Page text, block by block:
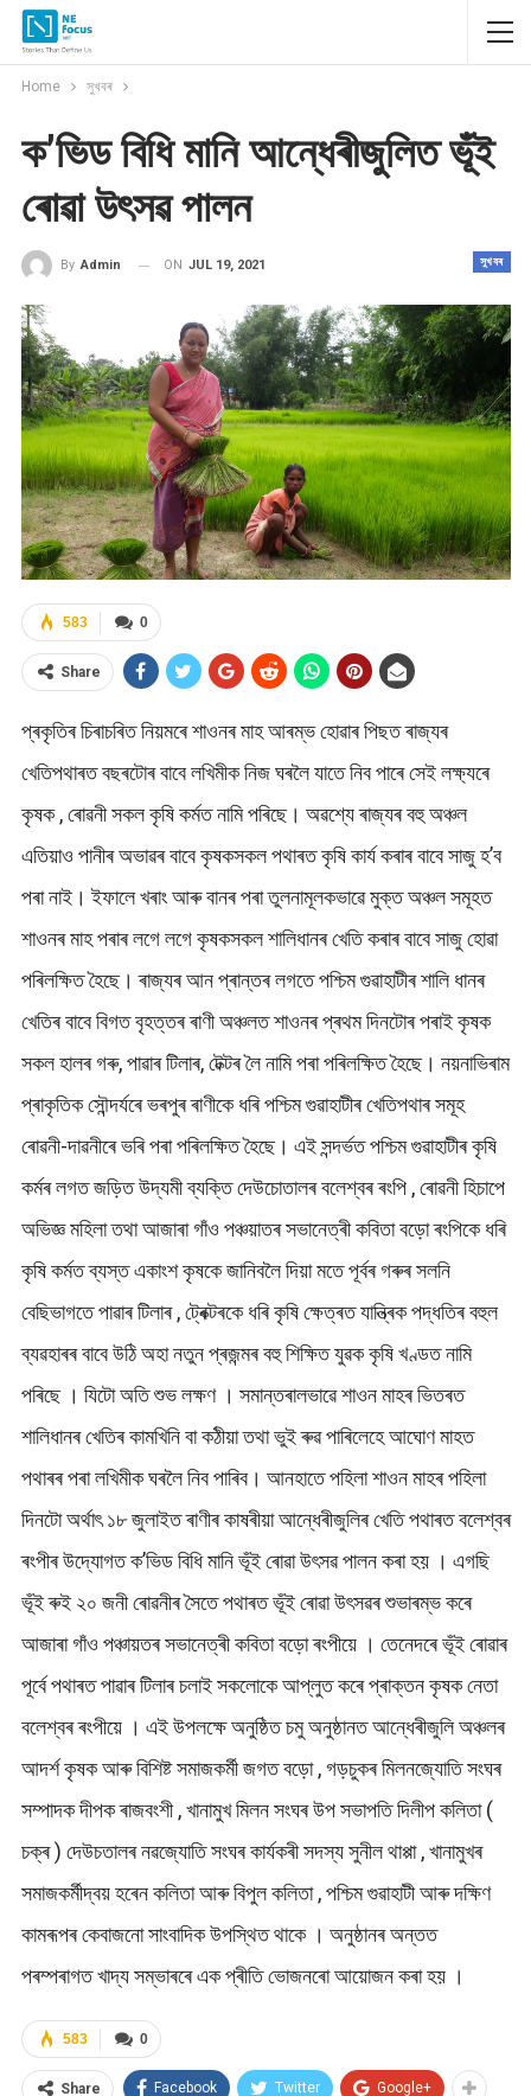
Home সুখবৰ
ক’ভিড বিধি মানি আন্ধেৰীজুলিত ভূঁই
ৰোৱা উৎসৱ পালন
সুখবৰ
By Admin ON JUL 19, 2021
0
583
Share
প্ৰকৃতিৰ চিৰাচৰিত নিয়মৰে শাওনৰ মাহ আৰম্ভ হোৱাৰ পিছত ৰাজ্যৰ
খেতিপথাৰত বছৰটোৰ বাবে লখিমীক নিজ ঘৰলৈ যাতে নিব পাৰে সেই লক্ষ্যৰে
কৃষক , ৰোৱনী সকল কৃষি কৰ্মত নামি পৰিছে। অৱশ্যে ৰাজ্যৰ বহু অঞ্চল
এতিয়াও পানীৰ অভাৱৰ বাবে কৃষকসকল পথাৰত কৃষি কাৰ্য কৰাৰ বাবে সাজু হ’ব
পৰা নাই। ইফালে খৰাং আৰু বানৰ পৰা তুলনামূলকভাৱে মুক্ত অঞ্চল সমূহত
শাওনৰ মাহ পৰাৰ লগে লগে কৃষকসকল শালিধানৰ খেতি কৰাৰ বাবে সাজু হোৱা
পৰিলক্ষিত হৈছে। ৰাজ্যৰ আন প্ৰান্তৰ লগতে পশ্চিম গুৱাহাটীৰ শালি ধানৰ
খেতিৰ বাবে বিগত বৃহত্তৰ ৰাণী অঞ্চলত শাওনৰ প্ৰথম দিনটোৰ পৰাই কৃষক
সকল হালৰ গৰু, পাৱাৰ টিলাৰ, টেক্টৰ লৈ নামি পৰা পৰিলক্ষিত হৈছে। নয়নাভিৰাম
প্ৰাকৃতিক সৌন্দৰ্যৰে ভৰপুৰ ৰাণীকে ধৰি পশ্চিম গুৱাহাটীৰ খেতিপথাৰ সমূহ
ৰোৱনী-দাৱনীৰে ভৰি পৰা পৰিলক্ষিত হৈছে। এই সন্দৰ্ভত পশ্চিম গুৱাহাটীৰ কৃষি
কৰ্মৰ লগত জড়িত উদ্যমী ব্যক্তি দেউচোতালৰ বলেশ্বৰ ৰংপি , ৰোৱনী হিচাপে
অভিজ্ঞ মহিলা তথা আজাৰা গাঁও পঞ্চয়াতৰ সভানেত্ৰী কবিতা বড়ো ৰংপিকে ধৰি
কৃষি কৰ্মত ব্যস্ত একাংশ কৃষকে জানিবলৈ দিয়া মতে পূৰ্বৰ গৰুৰ সলনি
বেছিভাগতে পাৱাৰ টিলাৰ , ট্ৰেক্টৰকে ধৰি কৃষি ক্ষেত্ৰত যান্ত্ৰিক পদ্ধতিৰ বহুল
ব্যৱহাৰৰ বাবে উঠি অহা নতুন প্ৰজন্মৰ বহু শিক্ষিত যুৱক কৃষি খণ্ডত নামি
পৰিছে । যিটো অতি শুভ লক্ষণ । সমান্তৰালভাৱে শাওন মাহৰ ভিতৰত
শালিধানৰ খেতিৰ কামখিনি বা কঠীয়া তথা ভুই ৰুৱ পাৰিলেহে আঘোণ মাহত
পথাৰৰ পৰা লখিমীক ঘৰলৈ নিব পাৰিব। আনহাতে পহিলা শাওন মাহৰ পহিলা
দিনটো অৰ্থাৎ ১৮ জুলাইত ৰাণীৰ কাষৰীয়া আন্ধেৰীজুলিৰ খেতি পথাৰত বলেশ্বৰ
ৰংপীৰ উদ্যোগত ক’ভিড বিধি মানি ভূঁই ৰোৱা উৎসৱ পালন কৰা হয় । এগছি
ভূঁই ৰুই ২০ জনী ৰোৱনীৰ সৈতে পথাৰত ভূঁই ৰোৱা উৎসৱৰ শুভাৰম্ভ কৰে
আজাৰা গাঁও পঞ্চায়তৰ সভানেত্ৰী কবিতা বড়ো ৰংপীয়ে । তেনেদৰে ভূঁই ৰোৱাৰ
পূৰ্বে পথাৰত পাৱাৰ টিলাৰ চলাই সকলোকে আপ্লুত কৰে প্ৰাক্তন কৃষক নেতা
বলেশ্বৰ ৰংপীয়ে । এই উপলক্ষে অনুষ্ঠিত চমু অনুষ্ঠানত আন্ধেৰীজুলি অঞ্চলৰ
আদৰ্শ কৃষক আৰু বিশিষ্ট সমাজকর্মী জগত বড়ো , গড়চুকৰ মিলনজ্যোতি সংঘৰ
সম্পাদক দীপক ৰাজবংশী , খানামুখ মিলন সংঘৰ উপ সভাপতি দিলীপ কলিতা (
চক্ৰ ) দেউচতালৰ নৱজ্যোতি সংঘৰ কাৰ্যকৰী সদস্য সুনীল থাপ্পা , খানামুখৰ
সমাজকর্মীদ্বয় হৰেন কলিতা আৰু বিপুল কলিতা , পশ্চিম গুৱাহাটী আৰু দক্ষিণ
কামৰূপৰ কেবাজনো সাংবাদিক উপস্থিত থাকে । অনুষ্ঠানৰ অন্তত
পৰম্পৰাগত খাদ্য সম্ভাৰৰে এক প্ৰীতি ভোজনৰো আয়োজন কৰা হয় ।
0
583
Share Facebook Twitter Google+